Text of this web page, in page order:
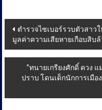
Post
navigation
ตำรวจไซเบอร์รวบตัวสาว
มูลค่าความเสียหายเกือบสิบ
”ทนายเกรียงศักดิ์ ควง
ปราบ โดนเด็กนักการเมือ